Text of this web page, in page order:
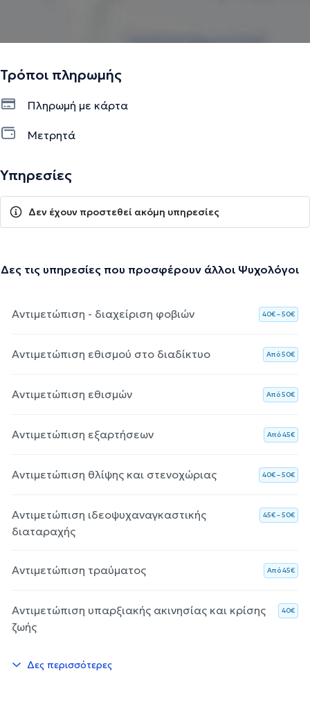
Τρόποι πληρωμής
Πληρωμή με κάρτα
Μετρητά
Υπηρεσίες
Δεν έχουν προστεθεί ακόμη υπηρεσίες
Δες τις υπηρεσίες που προσφέρουν άλλοι Ψυχολόγοι
Αντιμετώπιση - διαχείριση φοβιών 40€ – 50€
Αντιμετώπιση εθισμού στο διαδίκτυο Aπό 50€
Αντιμετώπιση εθισμών Aπό 50€
Αντιμετώπιση εξαρτήσεων Aπό 45€
Αντιμετώπιση θλίψης και στενοχώριας 40€ – 50€
Αντιμετώπιση ιδεοψυχαναγκαστικής
διαταραχής
45€ – 50€
Αντιμετώπιση τραύματος Aπό 45€
Αντιμετώπιση υπαρξιακής ακινησίας και κρίσης
ζωής
40€
Δες περισσότερες